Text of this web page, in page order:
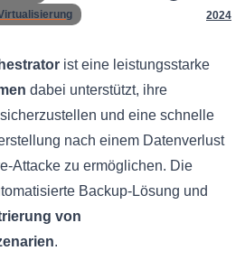
2024
ist eine leistungsstarke
dabei unterstützt, ihre
sicherzustellen und eine schnelle
nach einem Datenverlust
Attacke zu ermöglichen. Die
Backup-Lösung und
von
.